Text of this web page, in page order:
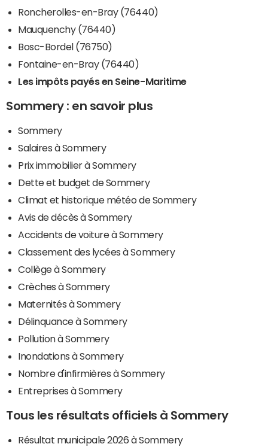
Roncherolles-en-Bray (76440)
Mauquenchy (76440)
Bosc-Bordel (76750)
Fontaine-en-Bray (76440)
Les impôts payés en Seine-Maritime
Sommery : en savoir plus
Sommery
Salaires à Sommery
Prix immobilier à Sommery
Dette et budget de Sommery
Climat et historique météo de Sommery
Avis de décès à Sommery
Accidents de voiture à Sommery
Classement des lycées à Sommery
Collège à Sommery
Crèches à Sommery
Maternités à Sommery
Délinquance à Sommery
Pollution à Sommery
Inondations à Sommery
Nombre d'infirmières à Sommery
Entreprises à Sommery
Tous les résultats officiels à Sommery
Résultat municipale 2026 à Sommery